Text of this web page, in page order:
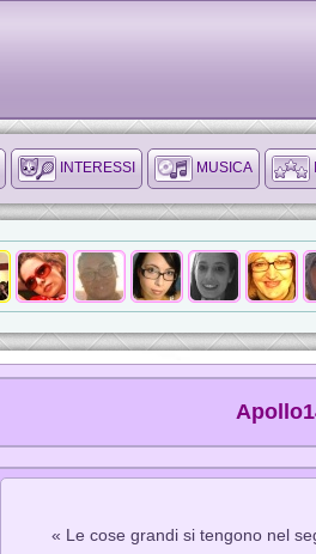
INTERESSI MUSICA
« Le cose grandi si tengono nel